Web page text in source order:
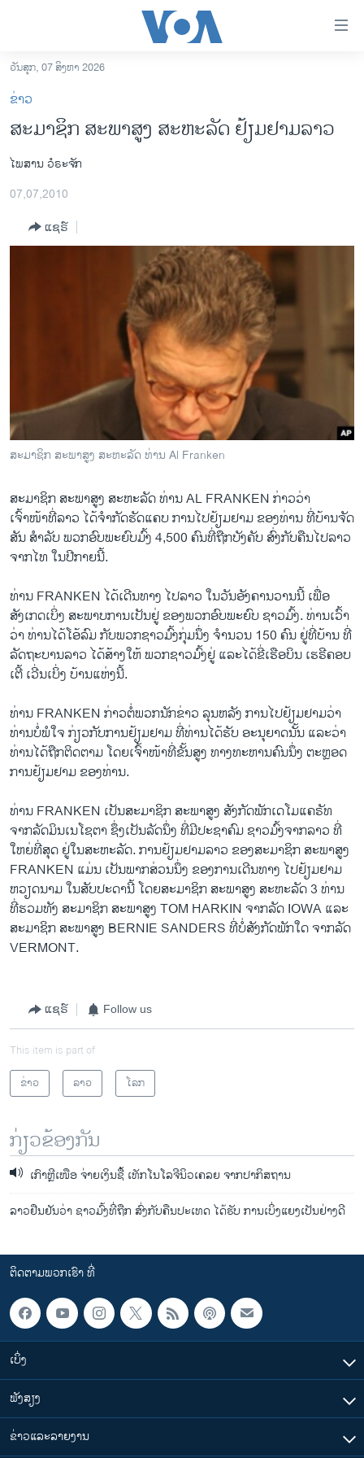
ເຂົ້າ
ຫາ
ຂ້າມ
ຂ້າມ
ໄປ
ຫາ
ການເລືອກຕັ້ງ ປະທານາທີບໍດີ ສະຫະລັດ 2024
ຂ່າວ​ຈີນ
ໂລກ
ອິດສະຫຼະພາບດ້ານການຂ່າວ
ວິທະຍາສາດ-ເທັກໂນໂລຈີ
ທຸລະກິດ
ພາສາອັງກິດ
ວີດີໂອ
ສຽງ
ລາຍການກະຈາຍສຽງ
ລາຍງານ
ຕິດຕາມພວກເຮົາ ທີ່
ພາສາຕ່າງໆ
ວັນສຸກ, 07 ສິງຫາ 2026
ຂ່າວ
ສະມາຊິກ ສະພາສູງ ສະຫະລັດ ຢ້ຽມຢາມລາວ
ໄພສານ ວໍຣະຈັກ
07,07,2010
ແຊຣ໌
ສະມາຊິກ ສະພາສູງ ສະຫະລັດ ທ່ານ Al Franken
ສະມາຊິກ ສະພາສູງ ສະຫະລັດ ທ່ານ AL FRANKEN ກ່າວວ່າ
ເຈົ້າໜ້າທີ່ລາວ ໄດ້ຈຳກັດຮັດແຄບ ການໄປຢ້ຽມຢາມ ຂອງທ່ານ ທີ່​ບ້ານ​ຈັດ​
ສັນ ​ສຳລັບ ພວກອົບພະຍົບມົ້ງ 4,500 ຄົນທີ່ຖືກບັງຄັບ ສົ່ງກັບຄືນໄປລາວ
ຈາກໄທ ໃນປີກາຍນີ້.
ທ່ານ FRANKEN ໄດ້ເດີນທາງ ໄປລາວ ໃນວັນອັງຄານວານນີ້ ເພື່ອ
ສັງເກດເບິ່ງ ສະພາບການເປັນຢູ່ ຂອງພວກອົບພະຍົບ ຊາວມົ້ງ. ທ່ານເວົ້າ
ວ່າ ທ່ານໄດ້ໂອ້ລົມ ກັບພວກຊາວມົ້ງກຸ່ມນຶ່ງ ຈຳນວນ 150 ຄົນ ຢູ່ທີ່ບ້ານ ທີ່
ລັດຖະບານລາວ ໄດ້ສ້າງໃຫ້ ພວກຊາວມົ້ງຢູ່ ແລະໄດ້ຂີ່ເຮືອບິນ ເຮຣີຄອບ
ເຕີ້ ເວີ່ນເບິ່ງ ບ້ານແຫ່ງນີ້.
ທ່ານ FRANKEN ກ່າວຕໍ່ພວກນັກຂ່າວ ລຸນຫລັງ ການໄປຢ້ຽມຢາມວ່າ
ທ່ານບໍ່ພໍໃຈ ກ່ຽວກັບ​ການຢ້ຽມຢາມ ທີ່ທ່ານໄດ້ຮັບ ອະນຸຍາດນັ້ນ ​ແລະວ່າ
ທ່ານໄດ້ຖືກຕິດຕາມ ໂດຍເຈົ້າໜ້າທີ່ຂັ້ນສູງ ທາງທະຫານຄົນນຶ່ງ ຕະຫຼອດ
ການຢ້ຽມຢາມ ຂອງທ່ານ.
ທ່ານ FRANKEN ​ເປັນສະມາຊິກ ສະພາສູງ ສັງກັດພັກເດໂມແຄຣັທ
ຈາກລັດມິນເນໂຊຕາ ຊຶ່ງເປັນລັດນຶ່ງ ທີ່ມີປະຊາຄົມ ຊາວມົ້ງຈາກລາວ ທີ່
ໃຫຍ່ທີ່ສຸດ ຢູ່ໃນສະຫະລັດ. ການ​ຢ້ຽມຢາມລາວ ຂອງສະມາຊິກ ສະພາສູງ
FRANKEN ​ແມ່ນ ເປັນພາກສ່ວນນຶ່ງ ຂອງການເດີນທາງ ໄປຢ້ຽມຢາມ
ຫວຽດນາມ ໃນສັບປະດານີ້ ໂດຍສະມາຊິກ ສະພາສູງ ສະຫະລັດ 3 ທ່ານ
ທີ່ຮວມທັງ ສະມາຊິກ ສະພາສູງ TOM HARKIN ຈາກລັດ IOWA ແລະ
ສະມາຊິກ ສະພາສູງ BERNIE SANDERS ທີ່ບໍ່ສັງກັດພັກ​ໃດ ຈາກລັດ
VERMONT.
ແຊຣ໌ Follow us
This item is part of
ຂ່າວ
ລາວ ໂລກ
ກ່ຽວຂ້ອງກັນ
ເກົາຫຼີເໜືອ ຈ່າຍເງິນຊື້ ເທັກໂນໂລຈີນິວເຄລຍ ຈາກປາກິສຖານ
ລາວຢືນຢັນວ່າ ຊາວມົ້ງທີ່ຖືກ ສົ່ງກັບຄືນປະເທດ ໄດ້ຮັບ ການເບິ່ງແຍງເປັນຢ່າງດີ
ຕິດຕາມພວກເຮົາ ທີ່
ເບິ່ງ
ຟັງສຽງ
ຂ່າວແລະລາຍງານ